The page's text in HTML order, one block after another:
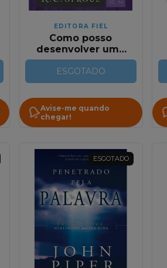
EDITORA FIEL
Como posso
desenvolver uma
consciência Cristã?
| Série Questões
Cruciais | R. C.
ESGOTADO
Avise-me quando
chegar!
ESGOTADO